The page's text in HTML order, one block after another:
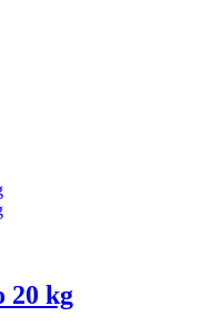
20 kg